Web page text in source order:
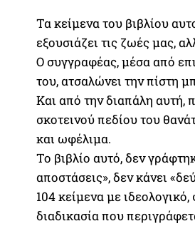
Τα κείμενα του βιβλίου
εξουσιάζει τις ζωές μας,
Ο συγγραφέας, μέσα από
του, ατσαλώνει την πίστη
Και από την διαπάλη αυτή,
σκοτεινού πεδίου του
και ωφέλιμα.
Το βιβλίο αυτό, δεν
αποστάσεις», δεν κάνει
104 κείμενα με
διαδικασία που